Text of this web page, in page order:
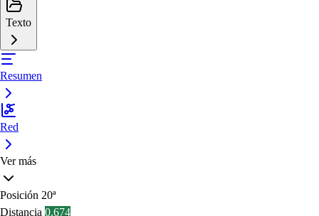
Texto
Resumen
Red
Ver más
Posición 20ª
Distancia 0.674